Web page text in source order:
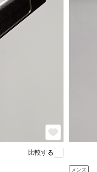
比較する
メンズ